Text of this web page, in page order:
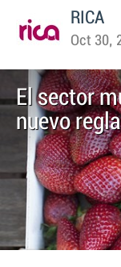
RICA
Oct 30,
El sector
nuevo